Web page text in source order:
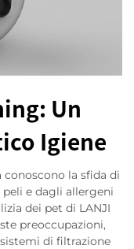
Un
Igiene
la sfida di
e dagli allergeni
dei pet di LANJI
preoccupazioni,
di filtrazione